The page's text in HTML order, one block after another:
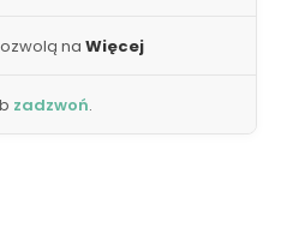
na Więcej
zadzwoń.